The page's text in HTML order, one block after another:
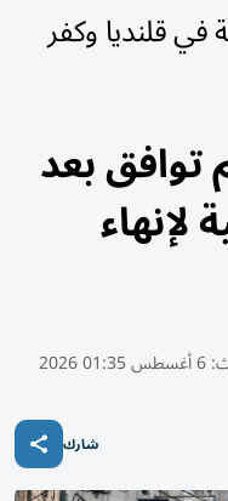
في قلنديا وكفر
توافق بعد
لإنهاء
6 أغسطس 01:35 2026
شارك